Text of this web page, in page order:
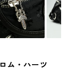
ム・ハーツ